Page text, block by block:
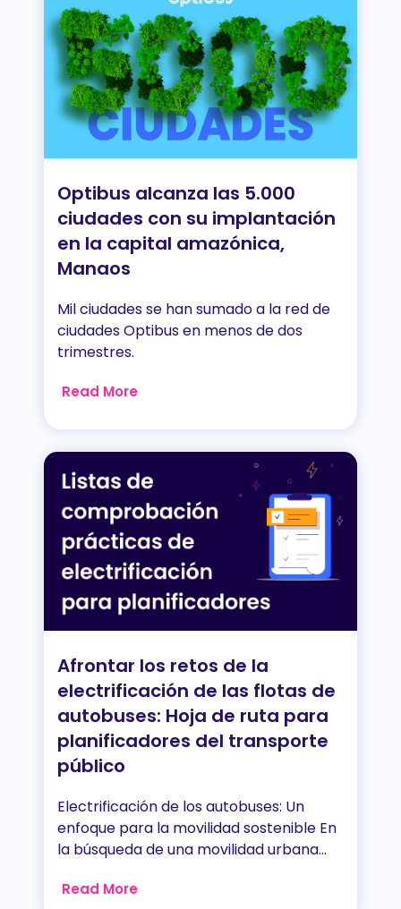
Optibus alcanza las 5.000
ciudades con su implantación
en la capital amazónica,
Manaos
Mil ciudades se han sumado a la red de
ciudades Optibus en menos de dos
trimestres.
Read More
Afrontar los retos de la
electrificación de las flotas de
autobuses: Hoja de ruta para
planificadores del transporte
público
Electrificación de los autobuses: Un
enfoque para la movilidad sostenible En
la búsqueda de una movilidad urbana...
Read More